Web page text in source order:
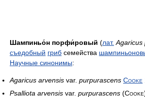
Шампиньо́н порфи́ровый (лат. Agaricus
съедобный гриб семейства
Научные синонимы:
Agaricus arvensis var. purpurascens Cooke
Psalliota arvensis var. purpurascens